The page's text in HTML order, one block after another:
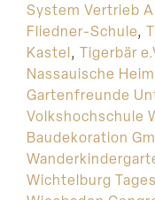
System Vertrieb
Fliedner-Schule,
Kastel, Tigerbär
Nassauische
Gartenfreunde
Volkshochschule
Baudekoration
Wichtelburg